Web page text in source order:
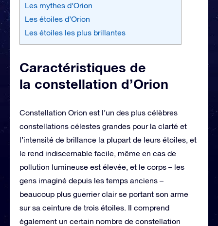
Les mythes d’Orion
Les étoiles d’Orion
Les étoiles les plus brillantes
Caractéristiques de
la constellation d’Orion
Constellation Orion est l’un des plus célèbres
constellations célestes grandes pour la clarté et
l’intensité de brillance la plupart de leurs étoiles, et
le rend indiscernable facile, même en cas de
pollution lumineuse est élevée, et le corps – les
gens imaginé depuis les temps anciens –
beaucoup plus guerrier clair se portant son arme
sur sa ceinture de trois étoiles. Il comprend
également un certain nombre de constellation